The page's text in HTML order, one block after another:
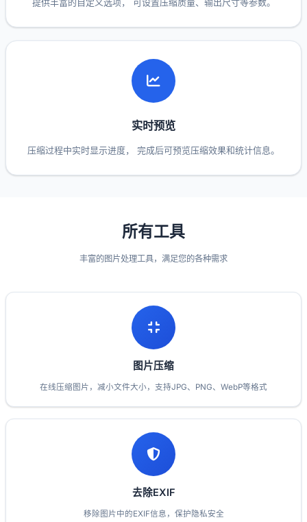
实时预览
压缩过程中实时显示进度， 完成后可预览压缩效果和统计信息。
所有工具
丰富的图片处理工具，满足您的各种需求
图片压缩
在线压缩图片，减小文件大小，支持JPG、PNG、WebP等格式
去除EXIF
移除图片中的EXIF信息，保护隐私安全